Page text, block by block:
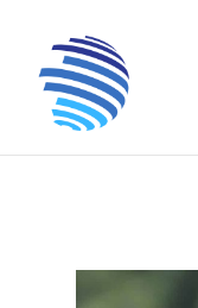
saturu